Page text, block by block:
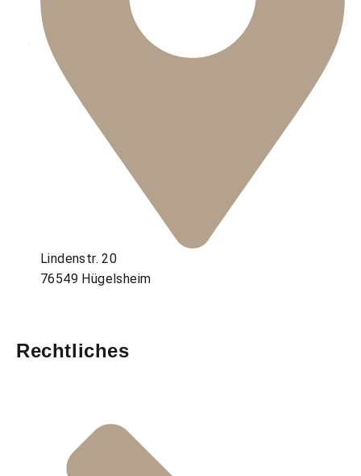
Lindenstr. 20
76549 Hügelsheim
Rechtliches